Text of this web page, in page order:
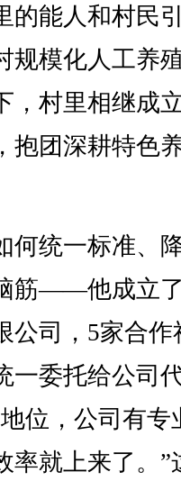
的能人和村民
规模化人工养
，村里相继成
抱团深耕特色
统一标准、
筋——他成立
公司，5家合作
一委托给公司
位，公司有专
率就上来了。”